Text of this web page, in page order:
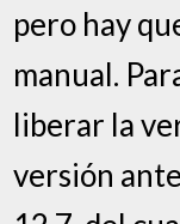
pero hay
manual.
liberar la
versión